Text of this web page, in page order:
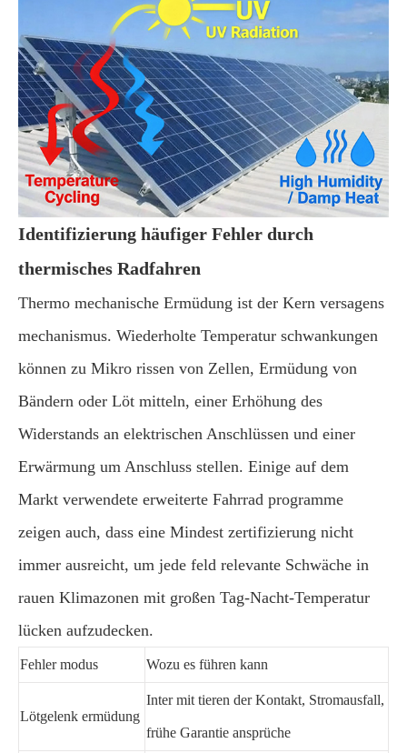
Identifizierung häufiger Fehler durch
thermisches Radfahren
Thermo mechanische Ermüdung ist der Kern versagens
mechanismus. Wiederholte Temperatur schwankungen
können zu Mikro rissen von Zellen, Ermüdung von
Bändern oder Löt mitteln, einer Erhöhung des
Widerstands an elektrischen Anschlüssen und einer
Erwärmung um Anschluss stellen. Einige auf dem
Markt verwendete erweiterte Fahrrad programme
zeigen auch, dass eine Mindest zertifizierung nicht
immer ausreicht, um jede feld relevante Schwäche in
rauen Klimazonen mit großen Tag-Nacht-Temperatur
lücken aufzudecken.
Fehler modus Wozu es führen kann
Lötgelenk ermüdung
Inter mit tieren der Kontakt, Stromausfall,
frühe Garantie ansprüche